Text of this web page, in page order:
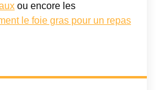
ou encore les
le foie gras pour un repas